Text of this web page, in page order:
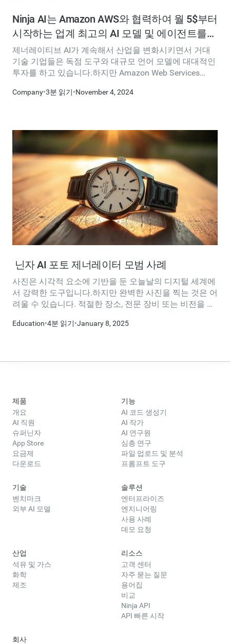
Ninja AI는 Amazon AWS와 협력하여 월 5$부터
시작하는 업계 최고의 AI 모델 및 에이전트를
제공합니다.
제너레이티브 AI가 계속해서 산업을 변화시키면서 거대
기술 기업들은 독점 도구와 대규모 언어 모델에 대대적인
투자를 하고 있습니다.하지만 Amazon Web Services
초점을 맞춘 다른 길을 택하고 있습니다.AWS의 CEO인
들은 작은 모델과 큰 모델을 사용하기를 원합니다.고객의
데이터와 IP는 고객이 구축한 모든 제품과 다른 기업이 구
축한 제품을 궁극적으로 차별화하는 요소가 될 것입니
다.”AWS의 접근 방식은 NinjaTech AI와 같은 기업이 AI 전
략 및 구현에 대해 생각하는 방식을 변화시키고 있습니다.
Company•3분 읽기•November 4, 2024
‍ 닌자 AI 포토 제너레이터 모범 사례
사진은 시각적 요소에 기반을 둔 오늘날의 디지털 세계에
서 강력한 도구입니다.하지만 완벽한 사진을 찍는 것은 어
려울 수 있습니다. 적절한 장소, 전문 장비 또는 비전을 달
디자이너, 스토리텔러의 판도를 바꿀 AI 제작 사진을 입력
Education•4분 읽기•January 8, 2025
제품
개요
AI 직원
슈퍼닌자
App Store
요금제
다운로드
기능
AI 코드 생성기
AI 작가
AI 연구원
심층 연구
파일 업로드 및 분석
프롬프트 도구
기술
벤치마크
외부 AI 모델
솔루션
엔터프라이즈
엔지니어링
사용 사례
데모 요청
산업
석유 및 가스
화학
제조
리소스
고객 센터
자주 묻는 질문
용어집
비교
Ninja API
API 빠른 시작
회사